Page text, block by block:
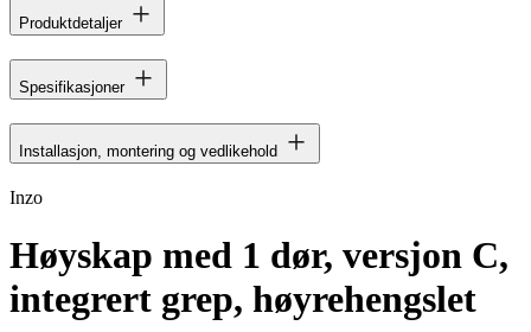
Produktdetaljer
Spesifikasjoner
Installasjon, montering og vedlikehold
Inzo
Høyskap med 1 dør, versjon C,
integrert grep, høyrehengslet